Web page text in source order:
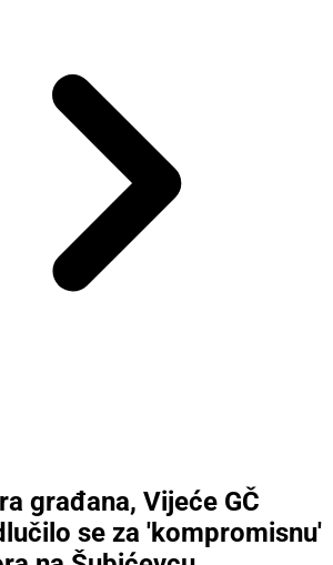
građana, Vijeće GČ
se za 'kompromisnu'